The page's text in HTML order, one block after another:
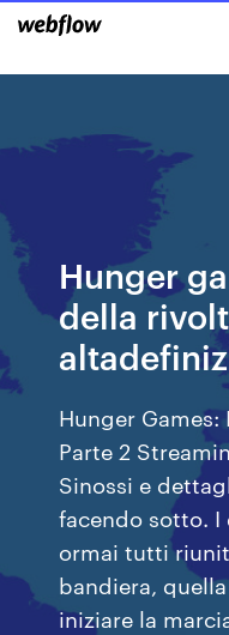
Hunger
della
Hunger
Parte 2
Sinossi e
facendo sotto.
ormai tutti
bandiera,
iniziare la